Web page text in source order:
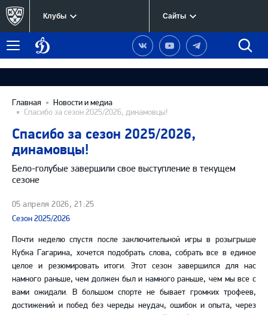
Клубы Сайты
Меню
Динамо
Москва
Наша
группа
Вконтакте
Наш
канал
YouTube
Наш
канал
Telegram
Главная
Новости и медиа
Спасибо за сезон 2025/2026, динамовцы!
Спасибо за сезон 2025/2026,
динамовцы!
Бело-голубые завершили свое выступление в текущем
сезоне
05 апреля 2026, 21:25
Сезон 2025/2026
Почти неделю спустя после заключительной игры в розыгрыше
Кубка Гагарина, хочется подобрать слова, собрать все в единое
целое и резюмировать итоги. Этот сезон завершился для нас
намного раньше, чем должен был и намного раньше, чем мы все с
вами ожидали. В большом спорте не бывает громких трофеев,
достижений и побед без череды неудач, ошибок и опыта, через